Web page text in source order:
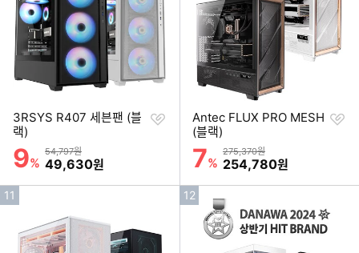
3RSYS R407 세븐팬 (블
랙)
할인률
9%
상품금액
54,797원
할인금액
49,630원
찜
Antec FLUX PRO MESH
(블랙)
할인률
7%
상품금액
275,370원
할인금액
254,780원
찜
인
11
인
12